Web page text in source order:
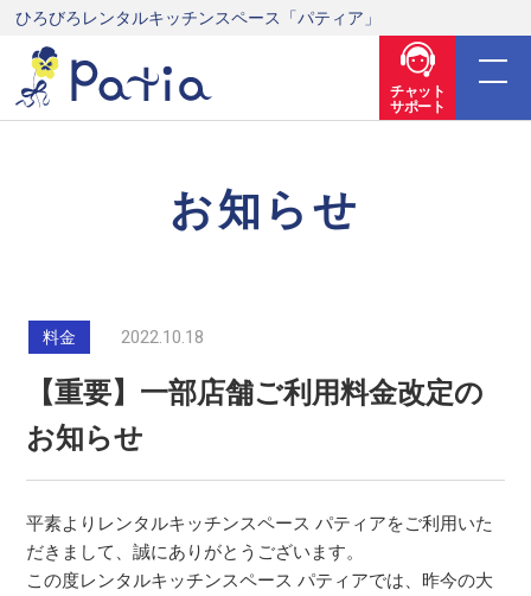
ひろびろレンタルキッチンスペース「パティア」
チャット
サポート
お知らせ
料金 2022.10.18
【重要】一部店舗ご利用料金改定の
お知らせ
平素よりレンタルキッチンスペース パティアをご利用いた
だきまして、誠にありがとうございます。
この度レンタルキッチンスペース パティアでは、昨今の大